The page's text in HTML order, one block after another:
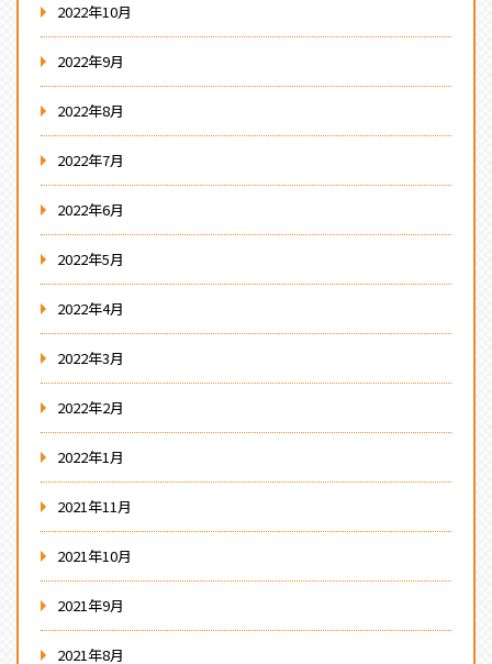
2022年10月
2022年9月
2022年8月
2022年7月
2022年6月
2022年5月
2022年4月
2022年3月
2022年2月
2022年1月
2021年11月
2021年10月
2021年9月
2021年8月